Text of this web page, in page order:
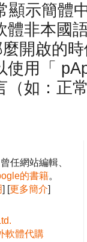
顯示簡體
體非本國
麼開啟的
使用「
（如：正
任網站編輯、
的書籍。
] [更多簡介]
軟體代購